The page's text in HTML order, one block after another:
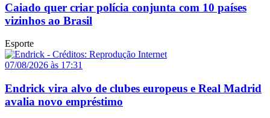
Caiado quer criar polícia conjunta com 10 países
vizinhos ao Brasil
Esporte
07/08/2026 às 17:31
Endrick vira alvo de clubes europeus e Real Madrid
avalia novo empréstimo